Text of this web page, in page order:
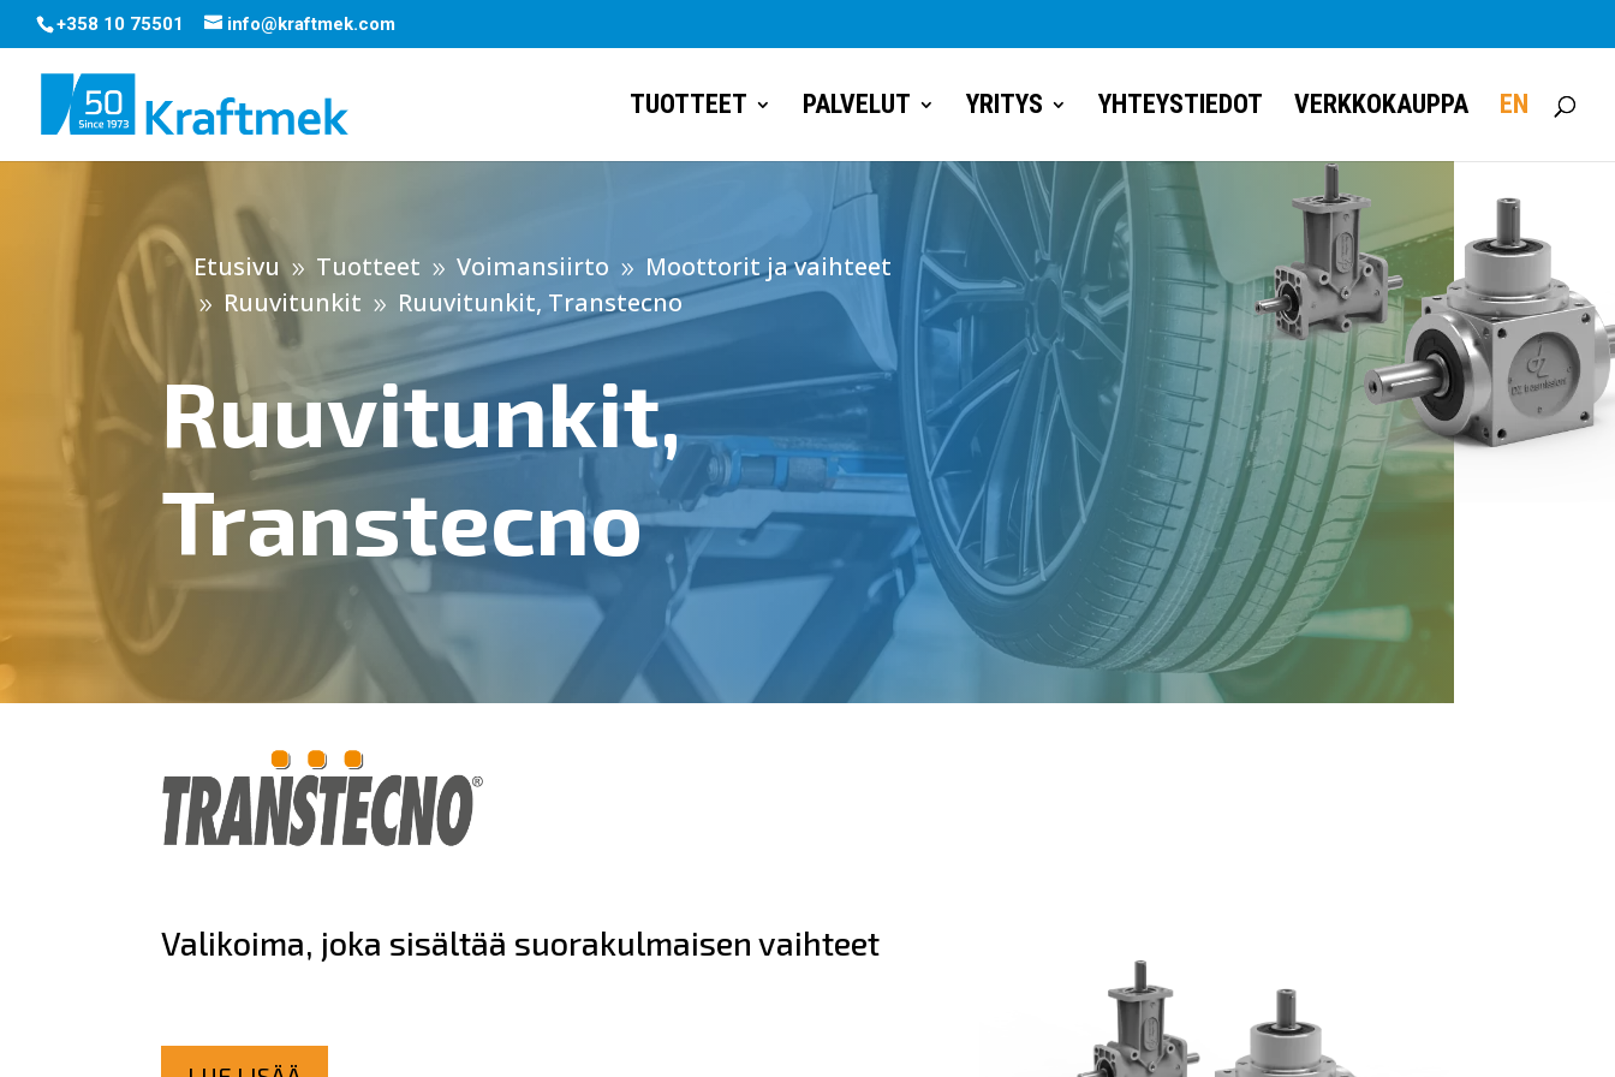
+358 10 75501 info@kraftmek.com
TUOTTEET PALVELUT YRITYS YHTEYSTIEDOT VERKKOKAUPPA EN
Etusivu 9 Tuotteet 9 Voimansiirto 9 Moottorit ja vaihteet
9 Ruuvitunkit 9 Ruuvitunkit, Transtecno
Ruuvitunkit,
Transtecno
Valikoima, joka sisältää suorakulmaisen vaihteet